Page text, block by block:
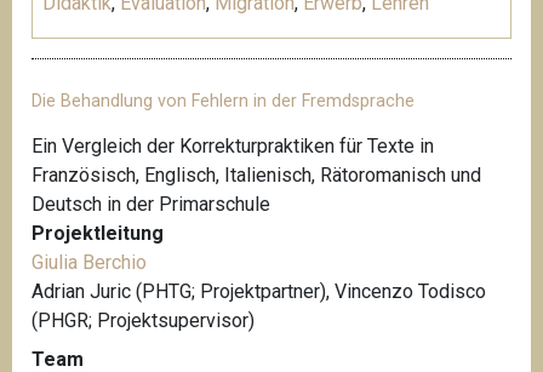
Die Behandlung von Fehlern in der Fremdsprache
Ein Vergleich der Korrekturpraktiken für Texte in
Französisch, Englisch, Italienisch, Rätoromanisch und
Deutsch in der Primarschule
Projektleitung
Giulia Berchio
Adrian Juric (PHTG; Projektpartner), Vincenzo Todisco
(PHGR; Projektsupervisor)
Team